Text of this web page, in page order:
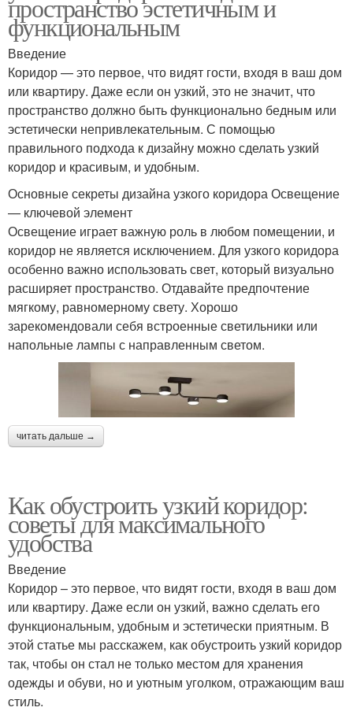
пространство эстетичным и
функциональным
Введение
Коридор — это первое, что видят гости, входя в ваш дом
или квартиру. Даже если он узкий, это не значит, что
пространство должно быть функционально бедным или
эстетически непривлекательным. С помощью
правильного подхода к дизайну можно сделать узкий
коридор и красивым, и удобным.
Основные секреты дизайна узкого коридора Освещение
— ключевой элемент
Освещение играет важную роль в любом помещении, и
коридор не является исключением. Для узкого коридора
особенно важно использовать свет, который визуально
расширяет пространство. Отдавайте предпочтение
мягкому, равномерному свету. Хорошо
зарекомендовали себя встроенные светильники или
напольные лампы с направленным светом.
читать дальше →
Как обустроить узкий коридор:
советы для максимального
удобства
Введение
Коридор – это первое, что видят гости, входя в ваш дом
или квартиру. Даже если он узкий, важно сделать его
функциональным, удобным и эстетически приятным. В
этой статье мы расскажем, как обустроить узкий коридор
так, чтобы он стал не только местом для хранения
одежды и обуви, но и уютным уголком, отражающим ваш
стиль.